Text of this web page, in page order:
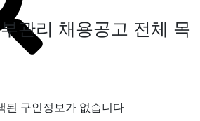
관리 채용공고 전체 목
된 구인정보가 없습니다